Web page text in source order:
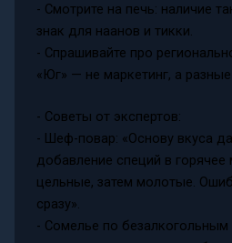
- Смотрите на печь: наличие
знак для наанов и тикки.
- Спрашивайте про
«Юг» — не маркетинг, а
- Советы от экспертов:
- Шеф-повар: «Основу вкуса
добавление специй в горячее
цельные, затем молотые.
сразу».
- Сомелье по безалкогольным